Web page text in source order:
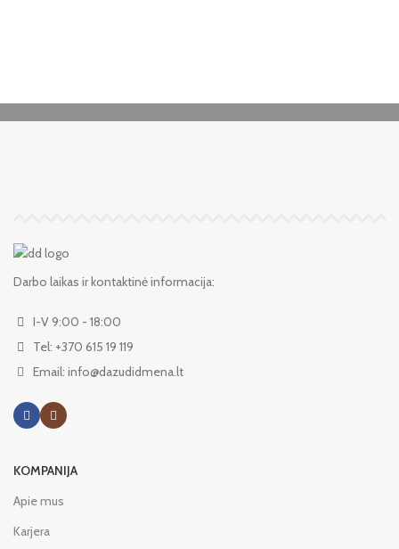
Darbo laikas ir kontaktinė informacija:
I-V 9:00 - 18:00
Tel: +370 615 19 119
Email: info@dazudidmena.lt
KOMPANIJA
Apie mus
Karjera